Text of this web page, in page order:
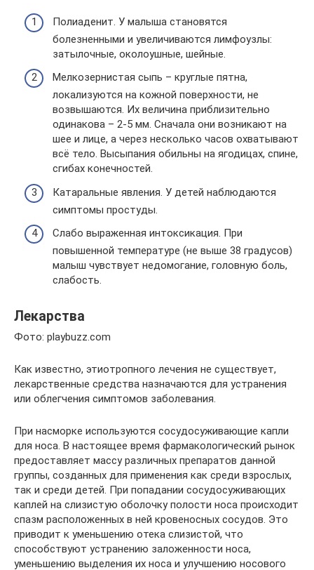
Полиаденит. У малыша становятся
болезненными и увеличиваются лимфоузлы:
затылочные, околоушные, шейные.
Мелкозернистая сыпь – круглые пятна,
локализуются на кожной поверхности, не
возвышаются. Их величина приблизительно
одинакова – 2-5 мм. Сначала они возникают на
шее и лице, а через несколько часов охватывают
всё тело. Высыпания обильны на ягодицах, спине,
сгибах конечностей.
Катаральные явления. У детей наблюдаются
симптомы простуды.
Слабо выраженная интоксикация. При
повышенной температуре (не выше 38 градусов)
малыш чувствует недомогание, головную боль,
слабость.
Лекарства
Фото: playbuzz.com
Как известно, этиотропного лечения не существует,
лекарственные средства назначаются для устранения
или облегчения симптомов заболевания.
При насморке используются сосудосуживающие капли
для носа. В настоящее время фармакологический рынок
предоставляет массу различных препаратов данной
группы, созданных для применения как среди взрослых,
так и среди детей. При попадании сосудосуживающих
каплей на слизистую оболочку полости носа происходит
спазм расположенных в ней кровеносных сосудов. Это
приводит к уменьшению отека слизистой, что
способствуют устранению заложенности носа,
уменьшению выделения их носа и улучшению носового